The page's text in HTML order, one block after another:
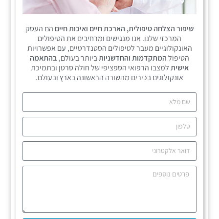
שיפור הצלחה טיפולית, הארכת חיים ואיכות חיים הם העסק
המרכזי שלנו. אנו מנגישים ומרחיבים את הטיפולים
האונקולוגיים מעבר לטיפולים הסטנדרטיים, עם אפשרויות
הטיפולהמתקדמות והחדשניותביותר בעולם, בהתאמה
אישיתלמצבו הרפואי הספציפי של חולה סרטן ובתמיכת
אונקולוגים בכירים מהשורה הראשונה בארץ ובעולם.